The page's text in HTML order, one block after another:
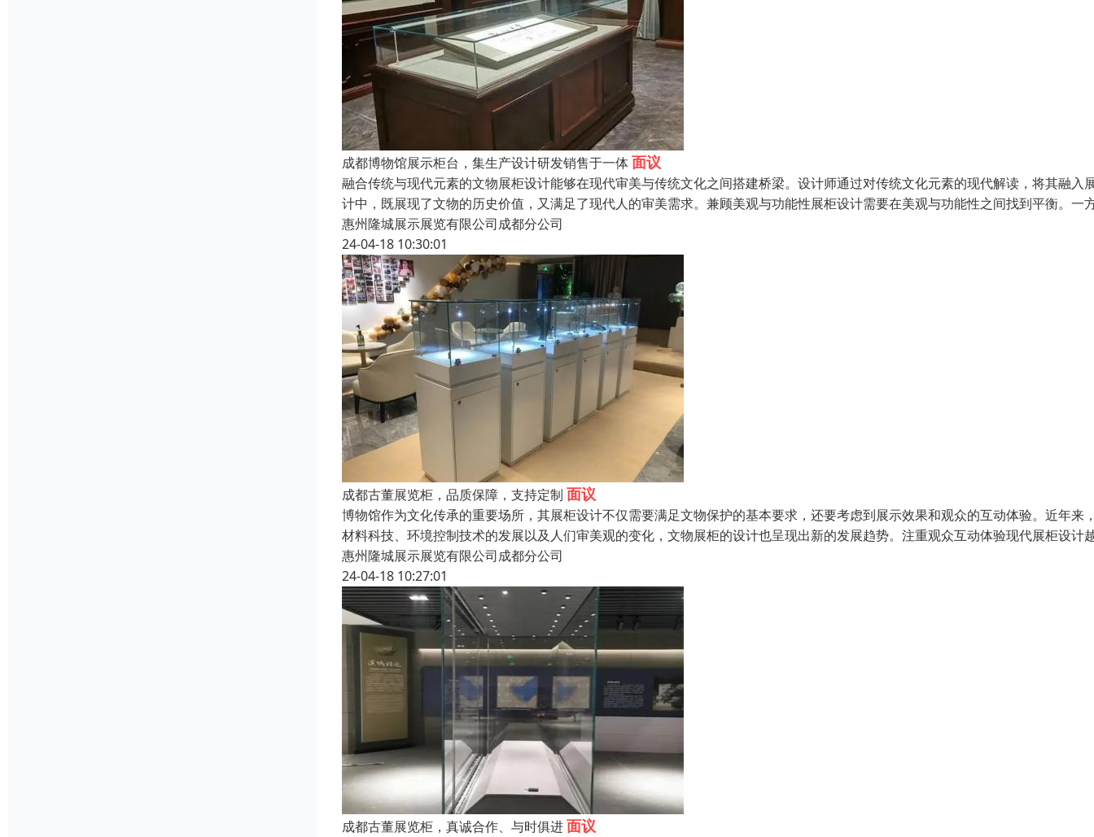
成都博物馆展示柜台，集生产设计研发销售于一体面议
融合传统与现代元素的文物展柜设计能够在现代审美与传统文化之间搭建桥梁。设计师通过对传统文化元素的现代解读，将其融入
计中，既展现了文物的历史价值，又满足了现代人的审美需求。兼顾美观与功能性展柜设计需要在美观与功能性之间找到平衡。一
惠州隆城展示展览有限公司成都分公司
24-04-18 10:30:01
成都古董展览柜，品质保障，支持定制 面议
博物馆作为文化传承的重要场所，其展柜设计不仅需要满足文物保护的基本要求，还要考虑到展示效果和观众的互动体验。近年来
材料科技、环境控制技术的发展以及人们审美观的变化，文物展柜的设计也呈现出新的发展趋势。注重观众互动体验现代展柜设计
惠州隆城展示展览有限公司成都分公司
24-04-18 10:27:01
成都古董展览柜，真诚合作、与时俱进面议